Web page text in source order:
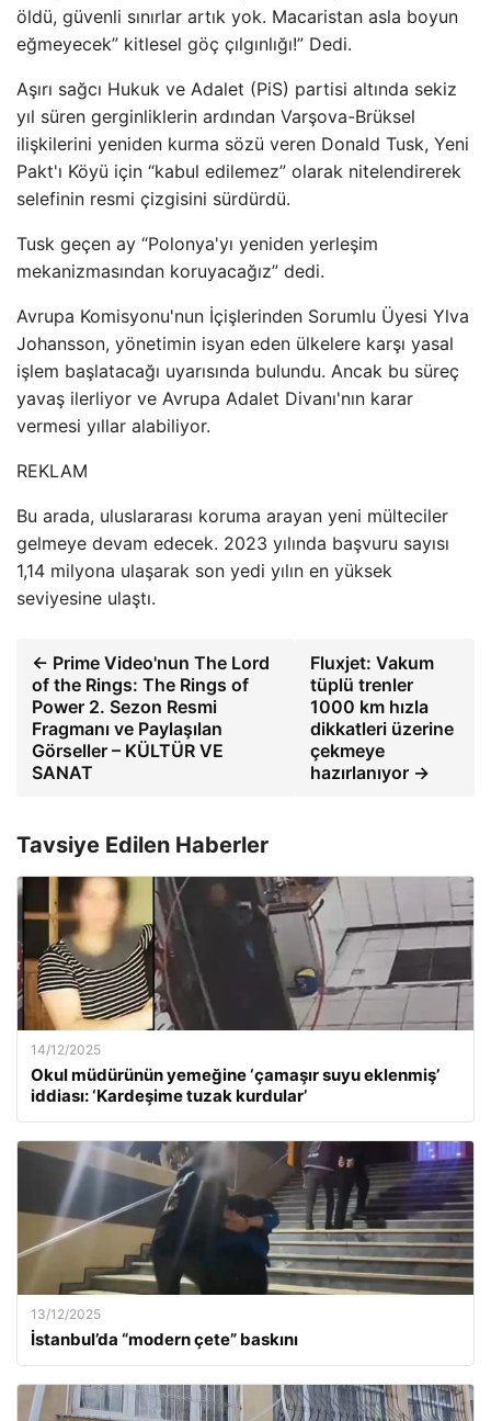
öldü, güvenli sınırlar artık yok. Macaristan asla boyun
eğmeyecek” kitlesel göç çılgınlığı!” Dedi.
Aşırı sağcı Hukuk ve Adalet (PiS) partisi altında sekiz
yıl süren gerginliklerin ardından Varşova-Brüksel
ilişkilerini yeniden kurma sözü veren Donald Tusk, Yeni
Pakt'ı Köyü için “kabul edilemez” olarak nitelendirerek
selefinin resmi çizgisini sürdürdü.
Tusk geçen ay “Polonya'yı yeniden yerleşim
mekanizmasından koruyacağız” dedi.
Avrupa Komisyonu'nun İçişlerinden Sorumlu Üyesi Ylva
Johansson, yönetimin isyan eden ülkelere karşı yasal
işlem başlatacağı uyarısında bulundu. Ancak bu süreç
yavaş ilerliyor ve Avrupa Adalet Divanı'nın karar
vermesi yıllar alabiliyor.
REKLAM
Bu arada, uluslararası koruma arayan yeni mülteciler
gelmeye devam edecek. 2023 yılında başvuru sayısı
1,14 milyona ulaşarak son yedi yılın en yüksek
seviyesine ulaştı.
← Prime Video'nun The Lord
of the Rings: The Rings of
Power 2. Sezon Resmi
Fragmanı ve Paylaşılan
Görseller – KÜLTÜR VE
SANAT
Fluxjet: Vakum
tüplü trenler
1000 km hızla
dikkatleri üzerine
çekmeye
hazırlanıyor →
Tavsiye Edilen Haberler
14/12/2025
Okul müdürünün yemeğine ‘çamaşır suyu eklenmiş’
iddiası: ‘Kardeşime tuzak kurdular’
13/12/2025
İstanbul’da “modern çete” baskını